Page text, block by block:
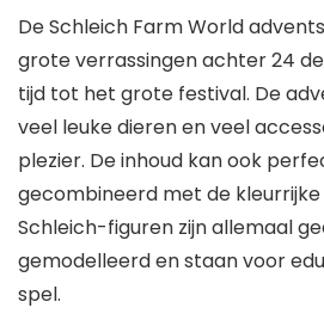
De Schleich Farm World
grote verrassingen achter 24
tijd tot het grote festival. De
veel leuke dieren en veel
plezier. De inhoud kan ook
gecombineerd met de
Schleich-figuren zijn allemaal
gemodelleerd en staan voor
spel.